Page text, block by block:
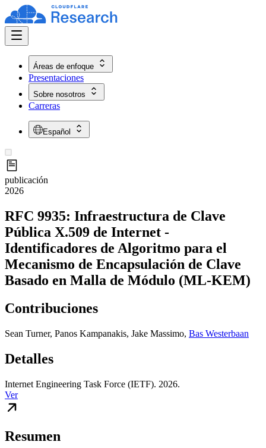
Áreas de enfoque
Presentaciones
Sobre nosotros
Carreras
Español
publicación
2026
RFC 9935: Infraestructura de Clave
Pública X.509 de Internet -
Identificadores de Algoritmo para el
Mecanismo de Encapsulación de Clave
Basado en Malla de Módulo (ML-KEM)
Contribuciones
Sean Turner, Panos Kampanakis, Jake Massimo, Bas Westerbaan
Detalles
Internet Engineering Task Force (IETF). 2026.
Ver
Resumen